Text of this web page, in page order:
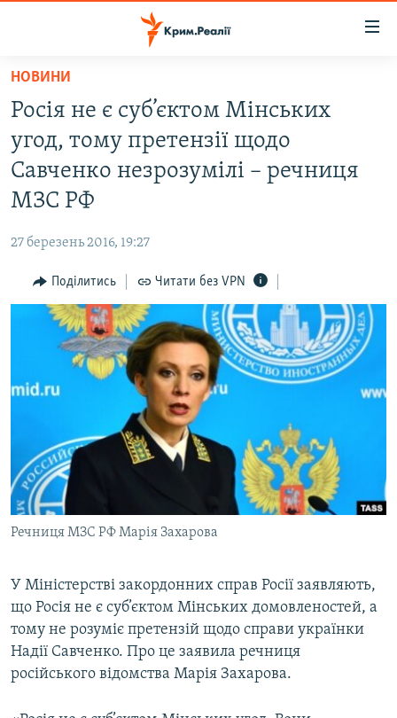
Перейти
основного
матеріалу
Перейти
до
основної
Перейти
пошуку
ВІДЕО ТА ФОТО
ПОЛІТИКА
ПОГЛЯД
ІНТЕРВ'Ю
ВСЕ ЗА ДЕНЬ
СПЕЦПРОЕКТИ
ДЕПОРТАЦІЯ
ВІДЕОУРОКИ «ELIFBE»
СВІДЧЕННЯ ОКУПАЦІЇ
УКРАЇНСЬКА ПРОБЛЕМА КРИМУ
ІНФОГРАФІКА
ЯК ОБІЙТИ БЛОКУВАННЯ
Qırımtatar
ДОЛУЧАЙСЯ!
Усі сайти RFE/RL
НОВИНИ
Росія не є суб’єктом Мінських
угод, тому претензії щодо
Савченко незрозумілі – речниця
МЗС РФ
27 березень 2016, 19:27
Поділитись Читати без VPN
Речниця МЗС РФ Марія Захарова
У Міністерстві закордонних справ Росії заявляють,
що Росія не є суб’єктом Мінських домовленостей, а
тому не розуміє претензій щодо справи українки
Надії Савченко. Про це заявила речниця
російського відомства Марія Захарова.